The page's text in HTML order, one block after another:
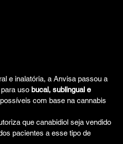
e inalatória, a Anvisa passou a
uso bucal, sublingual e
com base na cannabis
que canabidiol seja vendido
pacientes a esse tipo de